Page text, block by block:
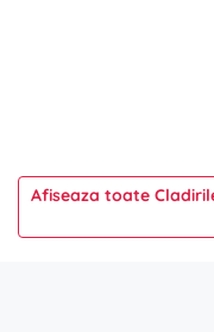
Afiseaza toate